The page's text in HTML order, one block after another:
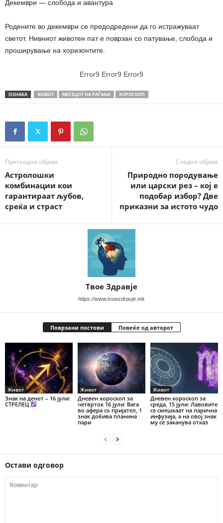
Декември — слобода и авантура
Родените во декември се предодредени да го истражуваат
светот. Нивниот животен пат е поврзан со патување, слобода и
проширување на хоризонтите.
Error9 Error9 Error9
ОЗНАКА ЖИВОТ МЕСЕЦОТ НА РАЃАЊЕ ХОРОСКОП
Претходна објава
Астролошки
комбинации кои
гарантираат љубов,
среќа и страст
Следна објава
Природно породување
или царски рез – кој е
подобар избор? Две
приказни за истото чудо
Твое Здравје
https://www.tvoezdravje.mk
Поврзани постови Повеќе од авторот
Живот
Знак на денот – 16 јули:
СТРЕЛЕЦ
Живот
Дневен хороскоп за
четврток 16 јули: Вага
во афера со пријател, 1
знак добива планина
пари
Живот
Дневен хороскоп за
среда, 15 јули: Лавовите
се смешкаат на парична
инфузија, а на овој знак
му се заканува отказ
Остави одговор